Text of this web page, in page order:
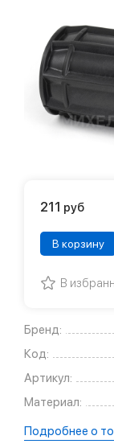
Бренд:
Код:
Артикул:
Материал:
Подробнее о
211 руб
В корзину
В